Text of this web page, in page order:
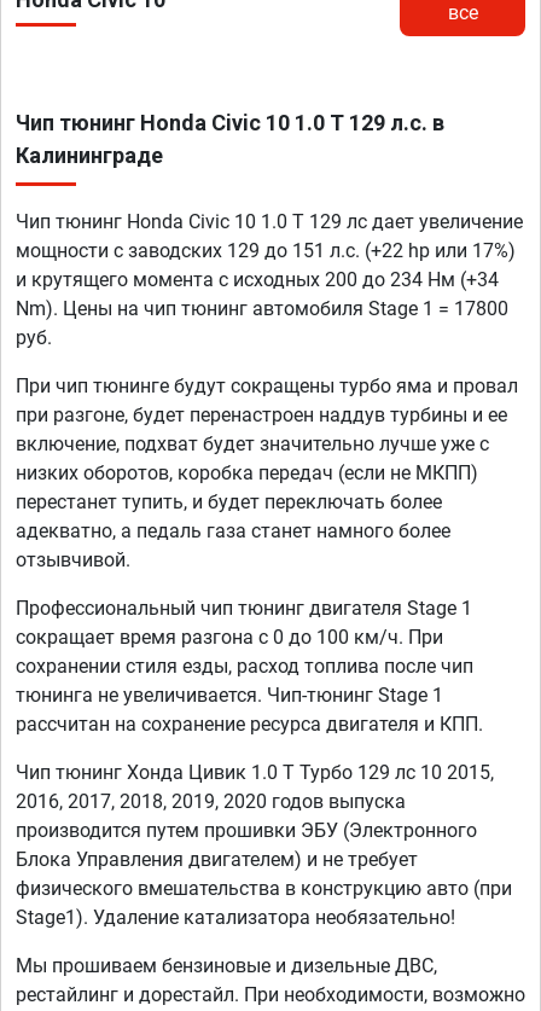
все
Чип тюнинг Honda Civic 10 1.0 T 129 л.с. в
Калининграде
Чип тюнинг Honda Civic 10 1.0 T 129 лс дает увеличение
мощности с заводских 129 до 151 л.с. (+22 hp или 17%)
и крутящего момента с исходных 200 до 234 Нм (+34
Nm). Цены на чип тюнинг автомобиля Stage 1 = 17800
руб.
При чип тюнинге будут сокращены турбо яма и провал
при разгоне, будет перенастроен наддув турбины и ее
включение, подхват будет значительно лучше уже с
низких оборотов, коробка передач (если не МКПП)
перестанет тупить, и будет переключать более
адекватно, а педаль газа станет намного более
отзывчивой.
Профессиональный чип тюнинг двигателя Stage 1
сокращает время разгона с 0 до 100 км/ч. При
сохранении стиля езды, расход топлива после чип
тюнинга не увеличивается. Чип-тюнинг Stage 1
рассчитан на сохранение ресурса двигателя и КПП.
Чип тюнинг Хонда Цивик 1.0 T Турбо 129 лс 10 2015,
2016, 2017, 2018, 2019, 2020 годов выпуска
производится путем прошивки ЭБУ (Электронного
Блока Управления двигателем) и не требует
физического вмешательства в конструкцию авто (при
Stage1). Удаление катализатора необязательно!
Мы прошиваем бензиновые и дизельные ДВС,
рестайлинг и дорестайл. При необходимости, возможно